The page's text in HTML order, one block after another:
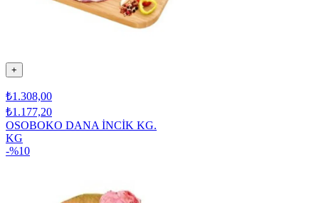
+
₺1.308,00
₺1.177,20
OSOBOKO DANA İNCİK KG.
KG
-%10